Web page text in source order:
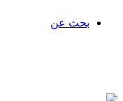
بحث عن